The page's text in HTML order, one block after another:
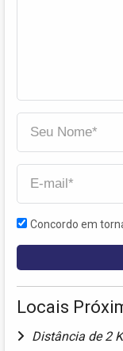
Concordo em
Locais
Distância de 2